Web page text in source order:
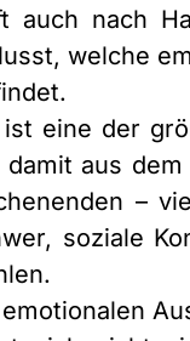
auch nach
welche
eine der
aus
–
soziale